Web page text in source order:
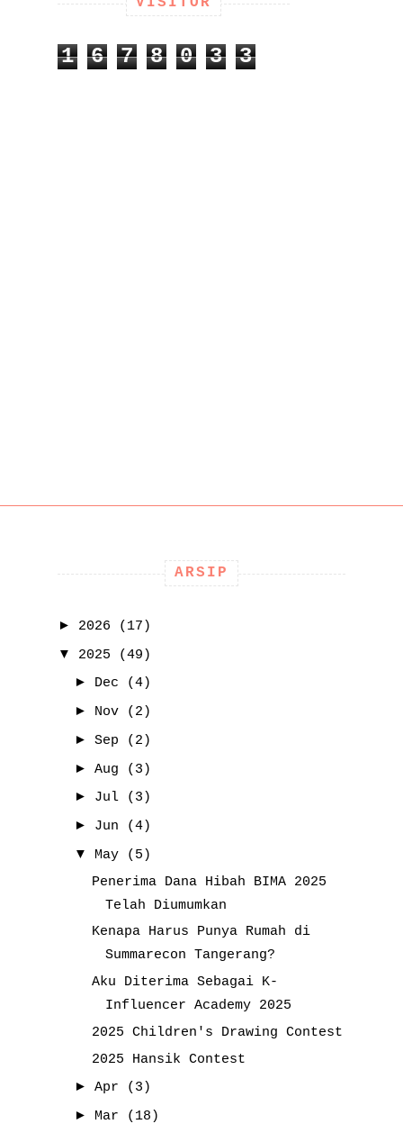
1 6 7 8 0 3 3
ARSIP
► 2026
(17)
▼
2025
(49)
► Dec
(4)
► Nov
(2)
► Sep
(2)
► Aug
(3)
► Jul
(3)
► Jun
(4)
▼
May
(5)
Penerima Dana Hibah BIMA 2025
Telah Diumumkan
Kenapa Harus Punya Rumah di
Summarecon Tangerang?
Aku Diterima Sebagai K-
Influencer Academy 2025
2025 Children's Drawing Contest
2025 Hansik Contest
► Apr
(3)
► Mar
(18)